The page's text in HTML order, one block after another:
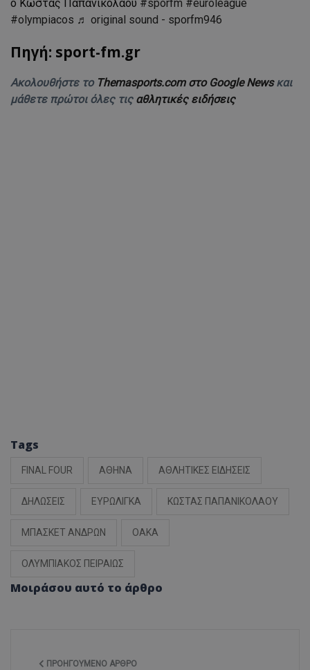
ο Κώστας Παπανικολάου #sporfm #euroleague
#olympiacos ♬ original sound - sporfm946
Πηγή: sport-fm.gr
Ακολουθήστε το Themasports.com στο Google Newsκαι
μάθετε πρώτοι όλες τις αθλητικές ειδήσεις
Tags
FINAL FOUR ΑΘΗΝΑ ΑΘΛΗΤΙΚΕΣ ΕΙΔΗΣΕΙΣ
ΔΗΛΩΣΕΙΣ ΕΥΡΩΛΙΓΚΑ ΚΩΣΤΑΣ ΠΑΠΑΝΙΚΟΛΑΟΥ
ΜΠΑΣΚΕΤ ΑΝΔΡΩΝ ΟΑΚΑ
ΟΛΥΜΠΙΑΚΟΣ ΠΕΙΡΑΙΩΣ
Μοιράσου αυτό το άρθρο
ΠΡΟΗΓΟΎΜΕΝΟ ΆΡΘΡΟ